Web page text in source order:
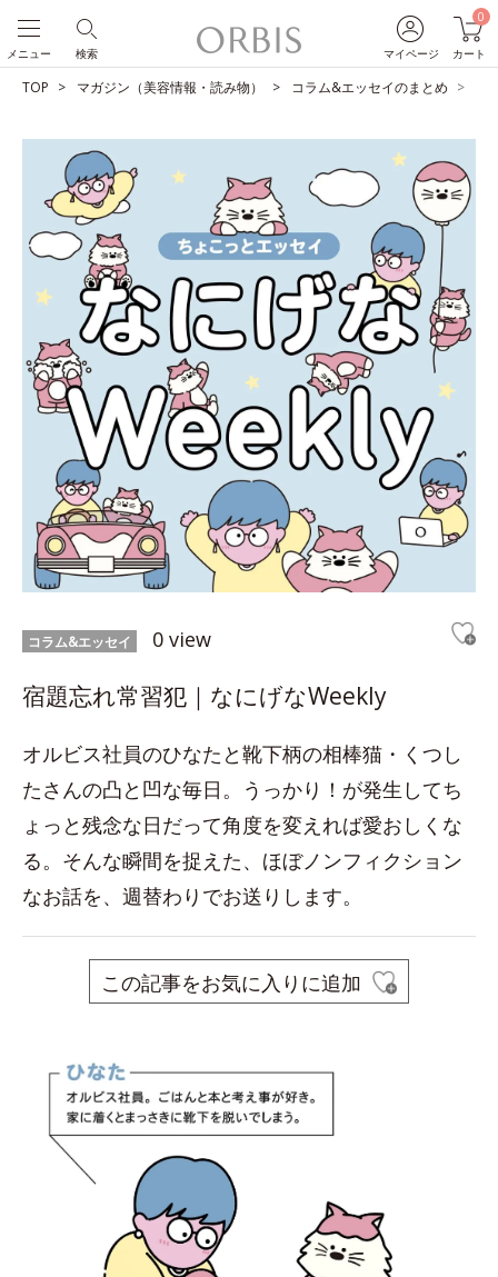
マイページ
0
カート
検索
メニュー
TOP マガジン（美容情報・読み物） コラム&エッセイのまとめ
コラム&エッセイ 0 view
宿題忘れ常習犯｜なにげなWeekly
オルビス社員のひなたと靴下柄の相棒猫・くつし
たさんの凸と凹な毎日。うっかり！が発生してち
ょっと残念な日だって角度を変えれば愛おしくな
る。そんな瞬間を捉えた、ほぼノンフィクション
なお話を、週替わりでお送りします。
この記事をお気に入りに追加